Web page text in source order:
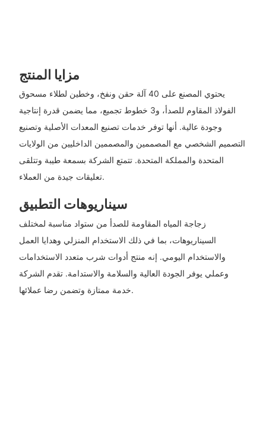
مزايا المنتج
يحتوي المصنع على 40 آلة حقن ونفخ، وخطين لطلاء مسحوق
الفولاذ المقاوم للصدأ، و3 خطوط تجميع، مما يضمن قدرة إنتاجية
وجودة عالية. أنها توفر خدمات تصنيع المعدات الأصلية وتصنيع
التصميم الشخصي مع المصممين والمصممين الداخليين من الولايات
المتحدة والمملكة المتحدة. تتمتع الشركة بسمعة طيبة وتتلقى
تعليقات جيدة من العملاء.
سيناريوهات التطبيق
زجاجة المياه المقاومة للصدأ من ستواد مناسبة لمختلف
السيناريوهات، بما في ذلك الاستخدام المنزلي وهدايا العمل
والاستخدام اليومي. إنه منتج أدوات شرب متعدد الاستخدامات
وعملي يوفر الجودة العالية والسلامة والاستدامة. تقدم الشركة
خدمة ممتازة وتضمن رضا عملائها.